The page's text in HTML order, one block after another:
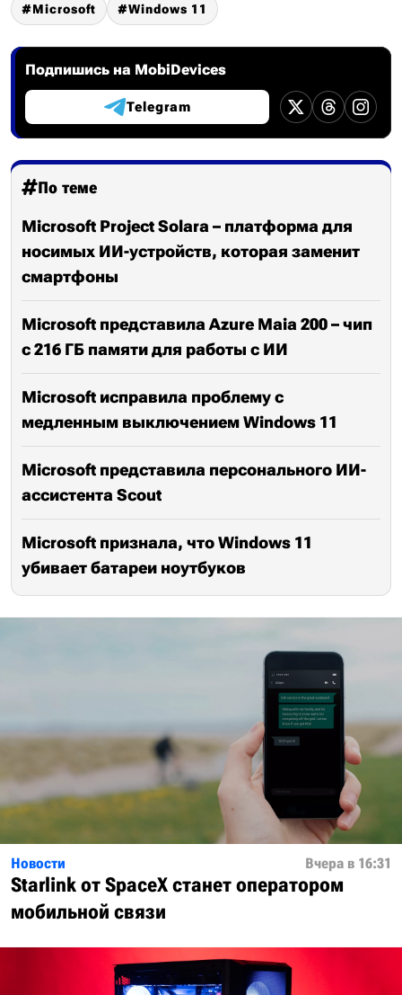
Microsoft Windows 11
Подпишись на MobiDevices
Telegram
По теме
Microsoft Project Solara – платформа для
носимых ИИ-устройств, которая заменит
смартфоны
Microsoft представила Azure Maia 200 – чип
с 216 ГБ памяти для работы с ИИ
Microsoft исправила проблему с
медленным выключением Windows 11
Microsoft представила персонального ИИ-
ассистента Scout
Microsoft признала, что Windows 11
убивает батареи ноутбуков
Новости Вчера в 16:31
Starlink от SpaceX станет оператором
мобильной связи